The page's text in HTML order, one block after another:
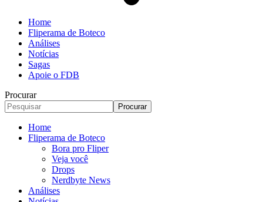
Home
Fliperama de Boteco
Análises
Notícias
Sagas
Apoie o FDB
Procurar
Home
Fliperama de Boteco
Bora pro Fliper
Veja você
Drops
Nerdbyte News
Análises